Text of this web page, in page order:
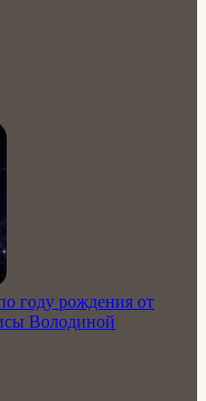
году рождения от
Володиной